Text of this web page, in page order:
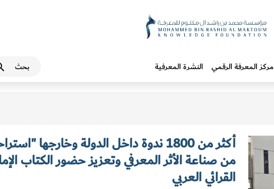
مركز المعرفة الرقمي النشرة المعرفية
أكثر من 1800 ندوة داخل الدولة وخارجها
من صناعة الأثر المعرفي وتعزيز حضور الكتاب
القرائي العربي